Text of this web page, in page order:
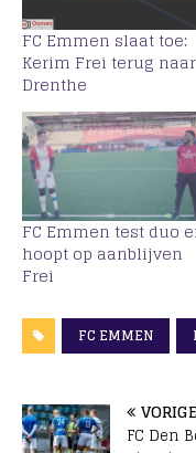
FC Emmen slaat toe:
Kerim Frei terug naar
Drenthe
FC Emmen test duo
hoopt op aanblijven
Frei
FC EMMEN
FC Den